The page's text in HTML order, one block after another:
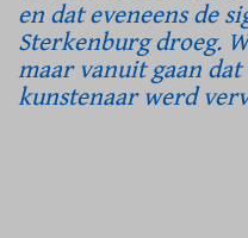
en dat eveneens de
Sterkenburg droeg.
maar vanuit gaan
kunstenaar werd